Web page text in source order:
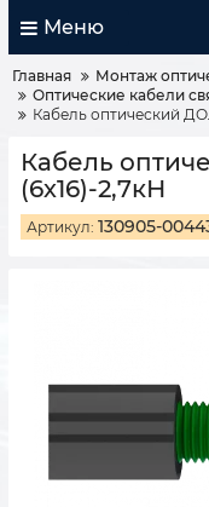
Меню
Главная
Монтаж
Оптические кабели
Кабель оптический
Кабель
(6х16)-2,7кН
Артикул: 130905-